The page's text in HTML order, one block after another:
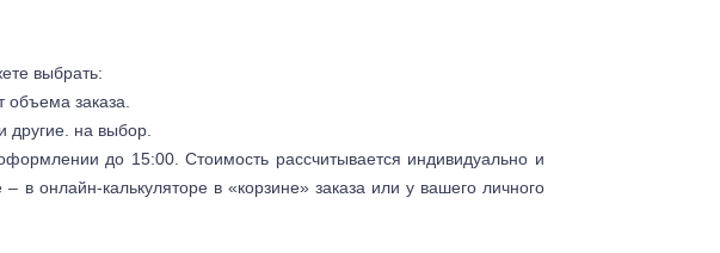
выбрать:
объема заказа.
на выбор.
до 15:00. Стоимость рассчитывается индивидуально и
в онлайн-калькуляторе в «корзине» заказа или у вашего личного